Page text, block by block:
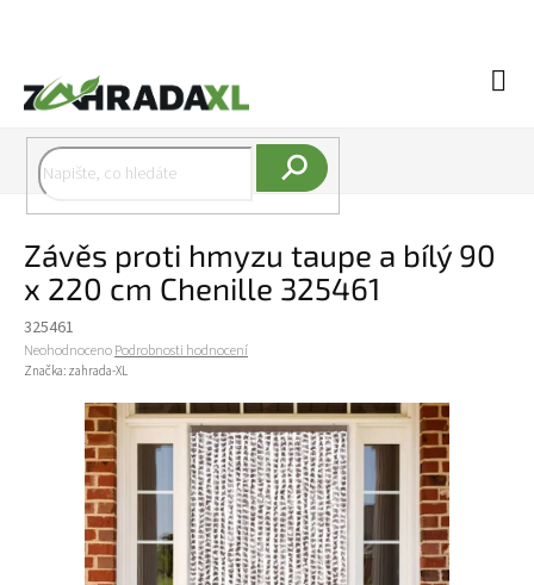
Závěs proti hmyzu taupe a bílý 90
x 220 cm Chenille 325461
325461
Průměrné hodnocení produktu je 0,0 z 5 hvězdiček.
NeohodnocenoPodrobnosti hodnocení
Značka: zahrada-XL